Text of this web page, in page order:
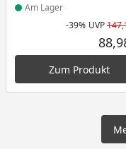
Am Lager
-39% UVP
Zum Produkt